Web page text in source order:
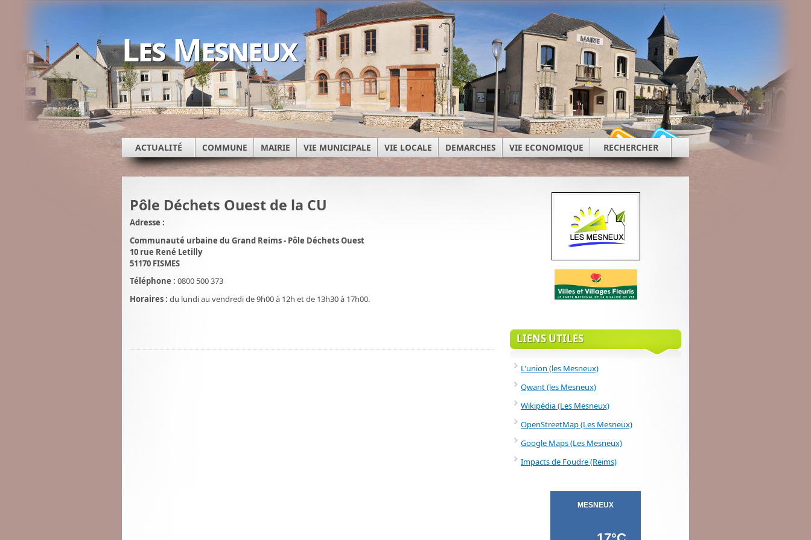
Les Mesneux
ACTUALITÉ COMMUNE MAIRIE VIE MUNICIPALE VIE LOCALE DEMARCHES VIE ECONOMIQUE RECHERCHER
Pôle Déchets Ouest de la CU
Adresse :
Communauté urbaine du Grand Reims - Pôle Déchets Ouest
10 rue René Letilly
51170 FISMES
Téléphone : 0800 500 373
Horaires : du lundi au vendredi de 9h00 à 12h et de 13h30 à 17h00.
LIENS UTILES
L'union (les Mesneux)
Qwant (les Mesneux)
Wikipédia (Les Mesneux)
OpenStreetMap (Les Mesneux)
Google Maps (Les Mesneux)
Impacts de Foudre (Reims)